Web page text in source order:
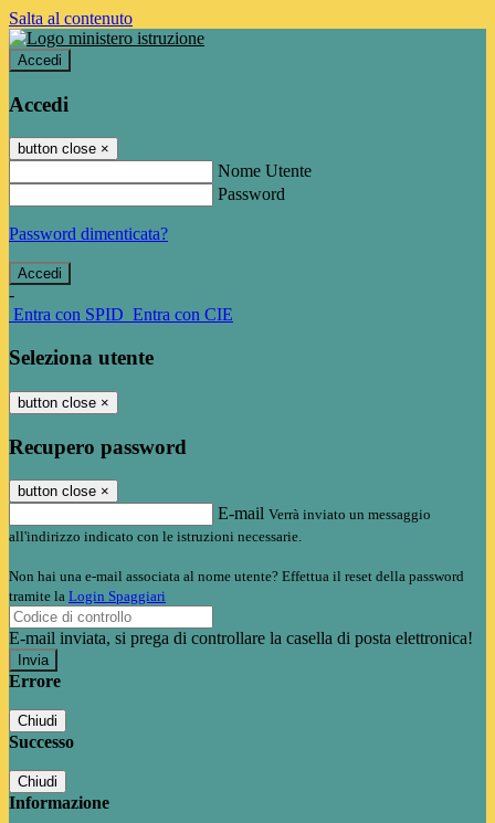
Salta al contenuto
Accedi
Accedi
button close ×
Nome Utente
Password
Password dimenticata?
-
Entra con SPID Entra con CIE
Seleziona utente
button close ×
Recupero password
button close ×
E-mail Verrà inviato un messaggio
all'indirizzo indicato con le istruzioni necessarie.
Non hai una e-mail associata al nome utente? Effettua il reset della password
tramite la Login Spaggiari
E-mail inviata, si prega di controllare la casella di posta elettronica!
Errore
Chiudi
Successo
Chiudi
Informazione